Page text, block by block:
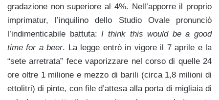
gradazione non superiore al 4%. Nell’apporre il proprio
imprimatur, l’inquilino dello Studio Ovale pronunciò
l’indimenticabile battuta: I think this would be a good
time for a beer. La legge entrò in vigore il 7 aprile e la
“sete arretrata” fece vaporizzare nel corso di quelle 24
ore oltre 1 milione e mezzo di barili (circa 1,8 milioni di
ettolitri) di pinte, con file d’attesa alla porta di migliaia di